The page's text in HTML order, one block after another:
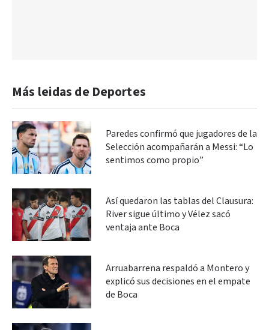
Más leidas de Deportes
Paredes confirmó que jugadores de la
Selección acompañarán a Messi: “Lo
sentimos como propio”
Así quedaron las tablas del Clausura:
River sigue último y Vélez sacó
ventaja ante Boca
Arruabarrena respaldó a Montero y
explicó sus decisiones en el empate
de Boca